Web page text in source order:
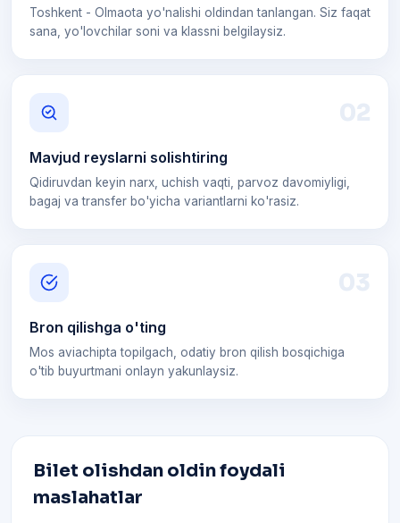
Toshkent - Olmaota yo'nalishi oldindan tanlangan. Siz faqat
sana, yo'lovchilar soni va klassni belgilaysiz.
02
Mavjud reyslarni solishtiring
Qidiruvdan keyin narx, uchish vaqti, parvoz davomiyligi,
bagaj va transfer bo'yicha variantlarni ko'rasiz.
03
Bron qilishga o'ting
Mos aviachipta topilgach, odatiy bron qilish bosqichiga
o'tib buyurtmani onlayn yakunlaysiz.
Bilet olishdan oldin foydali
maslahatlar